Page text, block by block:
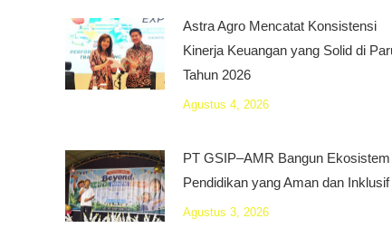
Astra Agro Mencatat Konsistensi
Kinerja Keuangan yang Solid di
Tahun 2026
Agustus 4, 2026
PT GSIP–AMR Bangun Ekosistem
Pendidikan yang Aman dan Inklusif
Agustus 3, 2026